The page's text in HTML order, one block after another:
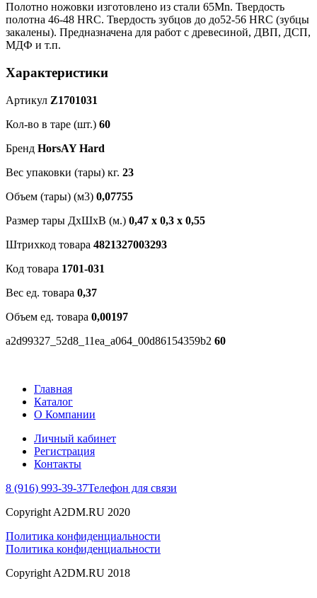
Полотно ножовки изготовлено из стали 65Mn. Твердость
полотна 46-48 HRC. Твердость зубцов до до52-56 HRC (зубцы
закалены). Предназначена для работ с древесиной, ДВП, ДСП,
МДФ и т.п.
Характеристики
Артикул Z1701031
Кол-во в таре (шт.) 60
Бренд HorsAY Hard
Вес упаковки (тары) кг. 23
Объем (тары) (м3) 0,07755
Размер тары ДхШхВ (м.) 0,47 х 0,3 х 0,55
Штрихкод товара 4821327003293
Код товара 1701-031
Вес ед. товара 0,37
Объем ед. товара 0,00197
a2d99327_52d8_11ea_a064_00d86154359b2 60
Главная
Каталог
О Компании
Личный кабинет
Регистрация
Контакты
8 (916) 993-39-37Телефон для связи
Copyright A2DM.RU 2020
Политика конфиденциальности
Политика конфиденциальности
Copyright A2DM.RU 2018